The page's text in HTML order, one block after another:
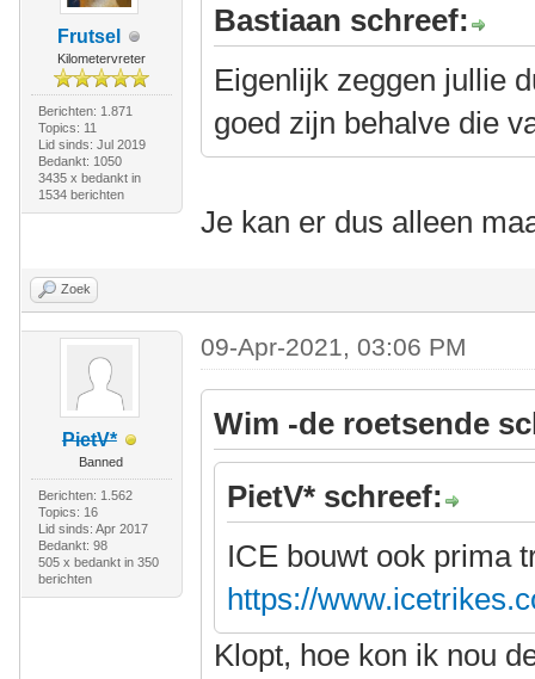
Frutsel
Kilometervreter
Berichten: 1.871
Topics: 11
Lid sinds: Jul 2019
Bedankt: 1050
3435 x bedankt in
1534 berichten
Bastiaan schreef:
Eigenlijk zeggen jullie
goed zijn behalve die
Je kan er dus alleen
Zoek
PietV*
Banned
Berichten: 1.562
Topics: 16
Lid sinds: Apr 2017
Bedankt: 98
505 x bedankt in 350
berichten
09-Apr-2021, 03:06 PM
Wim -de roetsende
PietV* schreef:
ICE bouwt ook prima
https://
Klopt, hoe kon ik nou